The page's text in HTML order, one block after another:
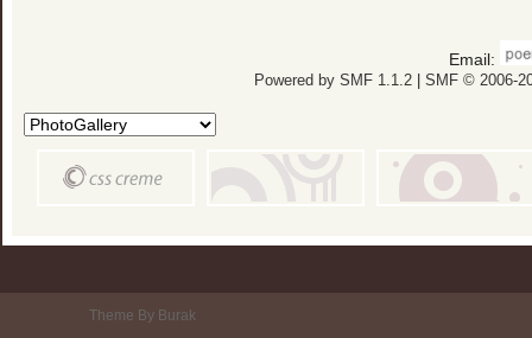
Email:
Powered by SMF 1.1.2| SMF © 2006-
Theme By Burak